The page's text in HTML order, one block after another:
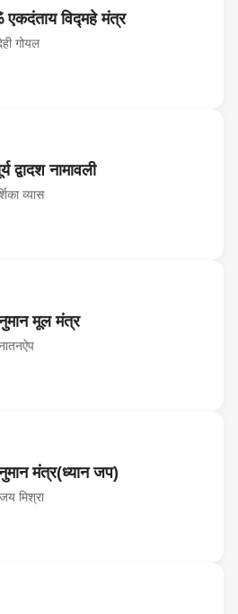
विद्महे मंत्र
गोयल
द्वादश नामावली
व्यास
मूल मंत्र
मंत्र(ध्यान जप)
मिश्रा